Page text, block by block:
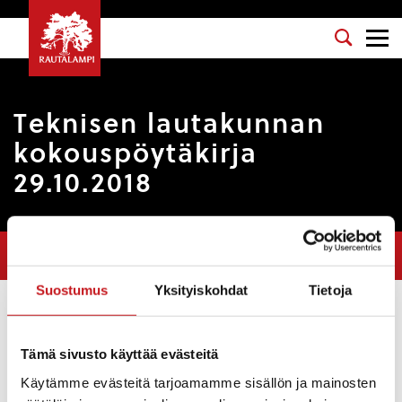
Suostumus Yksityiskohdat Tietoja
Tämä sivusto käyttää evästeitä
Käytämme evästeitä tarjoamamme sisällön ja mainosten
Teknisen lautakunnan
kokouspöytäkirja
29.10.2018
Teknisen lautakunnan
kokouspöytäkirja 29.10.2018
Osasto: Tekninen lautakunta
Kokouspäivä: 29.10.2018
Esityslista: